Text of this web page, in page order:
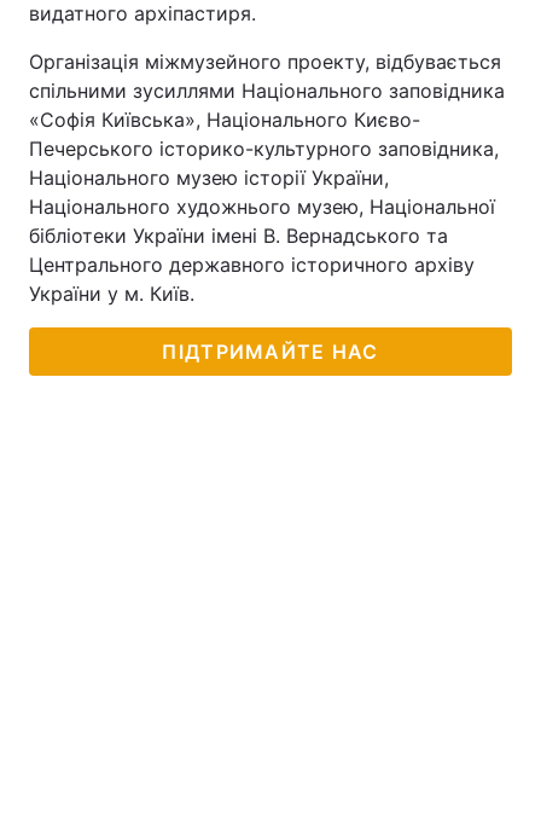
видатного архіпастиря.
Організація міжмузейного проекту, відбувається
спільними зусиллями Національного заповідника
«Софія Київська», Національного Києво-
Печерського історико-культурного заповідника,
Національного музею історії України,
Національного художнього музею, Національної
бібліотеки України імені В. Вернадського та
Центрального державного історичного архіву
України у м. Київ.
ПІДТРИМАЙТЕ НАС